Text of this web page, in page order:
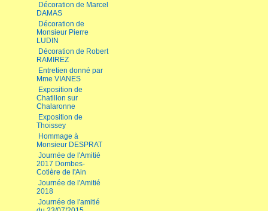
Décoration de Marcel
DAMAS
Décoration de
Monsieur Pierre
LUDIN
Décoration de Robert
RAMIREZ
Entretien donné par
Mme VIANES
Exposition de
Chatillon sur
Chalaronne
Exposition de
Thoissey
Hommage à
Monsieur DESPRAT
Journée de l'Amitié
2017 Dombes-
Cotière de l'Ain
Journée de l'Amitié
2018
Journée de l'amitié